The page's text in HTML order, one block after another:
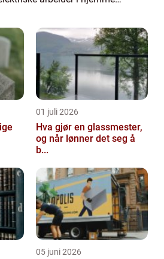
for å ansette ...
01 juli 2026
Hva gjør en glassmester,
og når lønner det seg å
b...
05 juni 2026